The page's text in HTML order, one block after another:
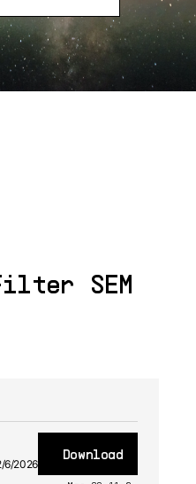
SEM
6/2026
Download